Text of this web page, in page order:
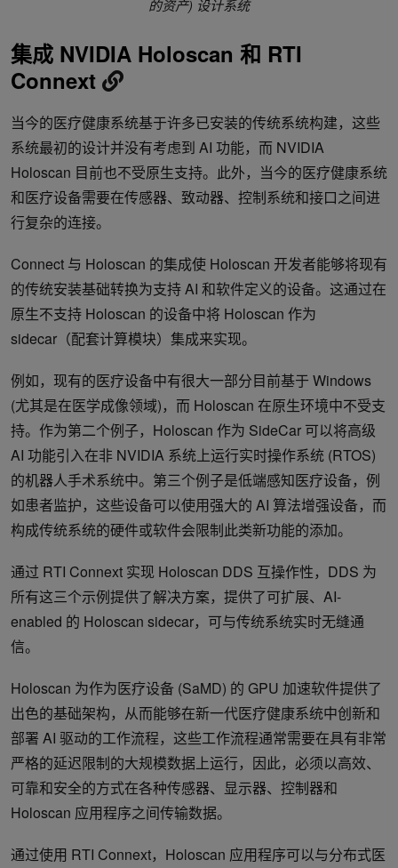
的资产) 设计系统
集成 NVIDIA Holoscan 和 RTI
Connext
当今的医疗健康系统基于许多已安装的传统系统构建，这些
系统最初的设计并没有考虑到 AI 功能，而 NVIDIA
Holoscan 目前也不受原生支持。此外，当今的医疗健康系统
和医疗设备需要在传感器、致动器、控制系统和接口之间进
行复杂的连接。
Connect 与 Holoscan 的集成使 Holoscan 开发者能够将现有
的传统安装基础转换为支持 AI 和软件定义的设备。这通过在
原生不支持 Holoscan 的设备中将 Holoscan 作为
sidecar（配套计算模块）集成来实现。
例如，现有的医疗设备中有很大一部分目前基于 Windows
(尤其是在医学成像领域)，而 Holoscan 在原生环境中不受支
持。作为第二个例子，Holoscan 作为 SideCar 可以将高级
AI 功能引入在非 NVIDIA 系统上运行实时操作系统 (RTOS)
的机器人手术系统中。第三个例子是低端感知医疗设备，例
如患者监护，这些设备可以使用强大的 AI 算法增强设备，而
构成传统系统的硬件或软件会限制此类新功能的添加。
通过 RTI Connext 实现 Holoscan DDS 互操作性，DDS 为
所有这三个示例提供了解决方案，提供了可扩展、AI-
enabled 的 Holoscan sidecar，可与传统系统实时无缝通
信。
Holoscan 为作为医疗设备 (SaMD) 的 GPU 加速软件提供了
出色的基础架构，从而能够在新一代医疗健康系统中创新和
部署 AI 驱动的工作流程，这些工作流程通常需要在具有非常
严格的延迟限制的大规模数据上运行，因此，必须以高效、
可靠和安全的方式在各种传感器、显示器、控制器和
Holoscan 应用程序之间传输数据。
通过使用 RTI Connext，Holoscan 应用程序可以与分布式医